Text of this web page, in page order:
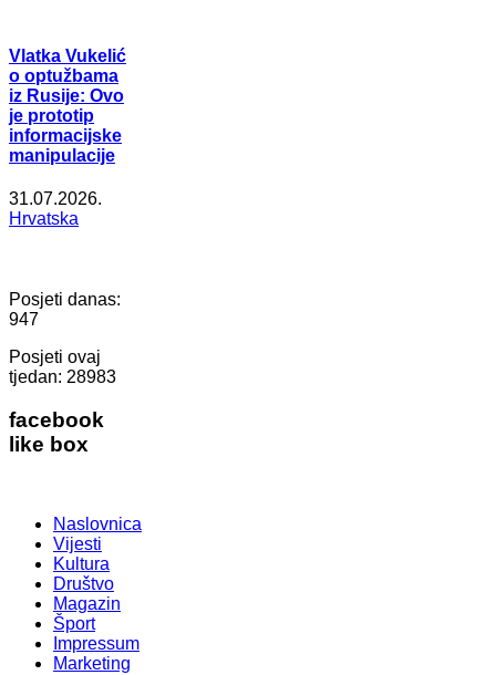
Vlatka Vukelić
o optužbama
iz Rusije: Ovo
je prototip
informacijske
manipulacije
31.07.2026.
Hrvatska
Posjeti danas:
947
Posjeti ovaj
tjedan: 28983
facebook
like box
Naslovnica
Vijesti
Kultura
Društvo
Magazin
Šport
Impressum
Marketing